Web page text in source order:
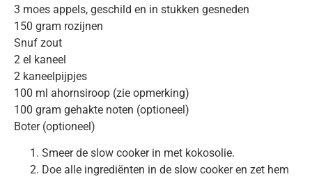
3 moes appels, geschild en in stukken gesneden
150 gram rozijnen
Snuf zout
2 el kaneel
2 kaneelpijpjes
100 ml ahornsiroop (zie opmerking)
100 gram gehakte noten (optioneel)
Boter (optioneel)
Smeer de slow cooker in met kokosolie.
Doe alle ingrediënten in de slow cooker en zet hem